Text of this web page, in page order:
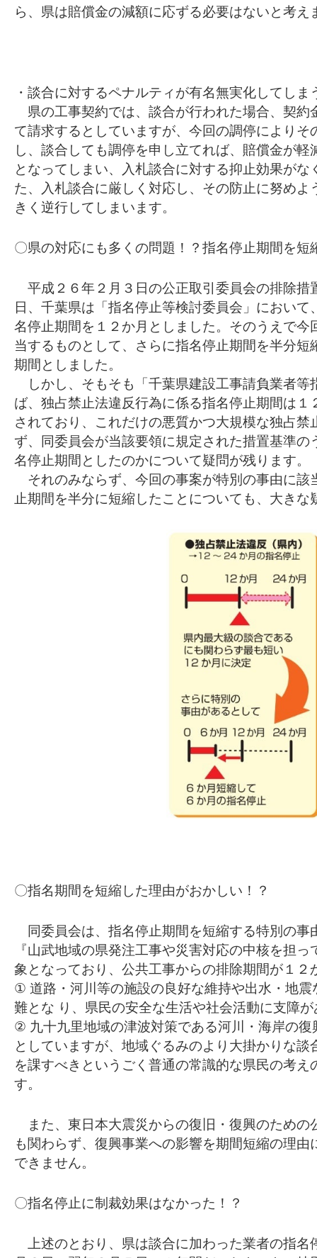
ら、県は賠償金の減額に応ずる必要はないと考え
・談合に対するペナルティが有名無実化してし
県の工事契約では、談合が行われた場合、契約
て請求するとしていますが、今回の調停によりそ
し、談合しても調停を申し立てれば、賠償金が
となってしまい、入札談合に対する抑止効果がな
た、入札談合に厳しく対応し、その防止に努めよ
きく逆行してしまいます。
〇県の対応にも多くの問題！？指名停止期間を短
平成２６年２月３日の公正取引委員会の排除措
日、千葉県は「指名停止等検討委員会」におい
名停止期間を１２か月としました。そのうえで今
当するものとして、さらに指名停止期間を半分短
期間としました。
しかし、そもそも「千葉県建設工事請負業者等
ば、独占禁止法違反行為に係る指名停止期間は１
されており、これだけの悪質かつ大規模な独占禁
ず、同委員会が当該要領に規定された措置基準の
名停止期間としたのかについて疑問が残ります。
それのみならず、今回の事案が特別の事由に該
止期間を半分に短縮したことについても、大きな
〇指名期間を短縮した理由がおかしい！？
同委員会は、指名停止期間を短縮する特別の事
『山武地域の県発注工事や災害対応の中核を担
象となっており、公共工事からの排除期間が１２
① 道路・河川等の施設の良好な維持や出水・地
難とな り、県民の安全な生活や社会活動に支障が
② 九十九里地域の津波対策である河川・海岸の
としていますが、地域ぐるみのより大掛かりな
を課すべきというごく普通の常識的な県民の考え
す。
また、東日本大震災からの復旧・復興のための
も関わらず、復興事業への影響を期間短縮の理
できません。
〇指名停止に制裁効果はなかった！？
上述のとおり、県は談合に加わった業者の指名